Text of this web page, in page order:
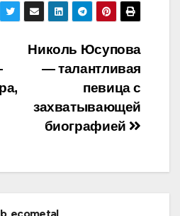
Николь Юсупова
— талантливая
певица с
захватывающей
биографией